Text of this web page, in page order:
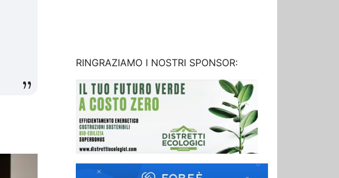
RINGRAZIAMO I NOSTRI SPONSOR: